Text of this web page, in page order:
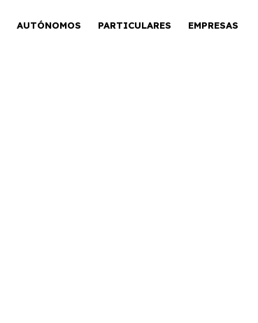
AUTÓNOMOS PARTICULARES EMPRESAS